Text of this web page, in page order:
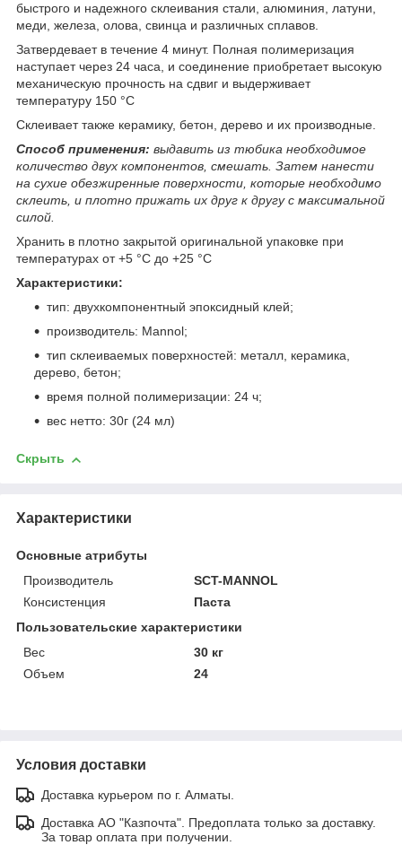
быстрого и надежного склеивания стали, алюминия, латуни,
меди, железа, олова, свинца и различных сплавов.
Затвердевает в течение 4 минут. Полная полимеризация
наступает через 24 часа, и соединение приобретает высокую
механическую прочность на сдвиг и выдерживает
температуру 150 °С
Склеивает также керамику, бетон, дерево и их производные.
Способ применения: выдавить из тюбика необходимое
количество двух компонентов, смешать. Затем нанести
на сухие обезжиренные поверхности, которые необходимо
склеить, и плотно прижать их друг к другу с максимальной
силой.
Хранить в плотно закрытой оригинальной упаковке при
температурах от +5 °С до +25 °С
Характеристики:
тип: двухкомпонентный эпоксидный клей;
производитель: Mannol;
тип склеиваемых поверхностей: металл, керамика,
дерево, бетон;
время полной полимеризации: 24 ч;
вес нетто: 30г (24 мл)
Скрыть
Характеристики
Основные атрибуты
Производитель
SCT-MANNOL
Консистенция
Паста
Пользовательские характеристики
Вес
30 кг
Объем
24
Условия доставки
Доставка курьером по г. Алматы.
Доставка АО "Казпочта". Предоплата только за доставку.
За товар оплата при получении.